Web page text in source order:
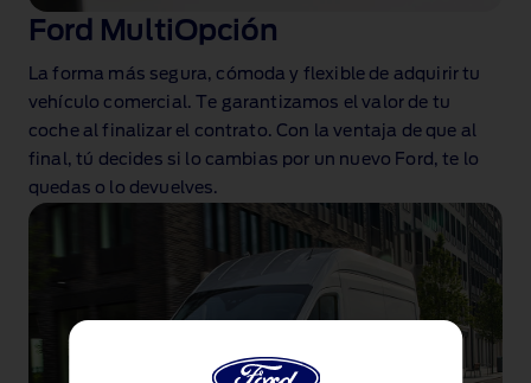
Ford MultiOpción
La forma más segura, cómoda y flexible de adquirir tu
vehículo comercial. Te garantizamos el valor de tu
coche al finalizar el contrato. Con la ventaja de que al
final, tú decides si lo cambias por un nuevo Ford, te lo
quedas o lo devuelves.